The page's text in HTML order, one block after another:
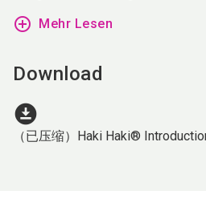
add_circle_outline Mehr Lesen
Download
download_for_offline
（已压缩）Haki Haki®